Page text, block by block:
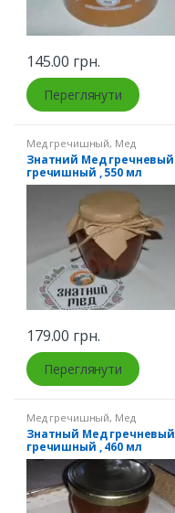
145.00 грн.
Переглянути
Мед гречишный, Мед
натуральный
Знатний Мед гречневый
гречишный , 550 мл
179.00 грн.
Переглянути
Мед гречишный, Мед
натуральный
Знатный Мед гречневый
гречишный , 460 мл